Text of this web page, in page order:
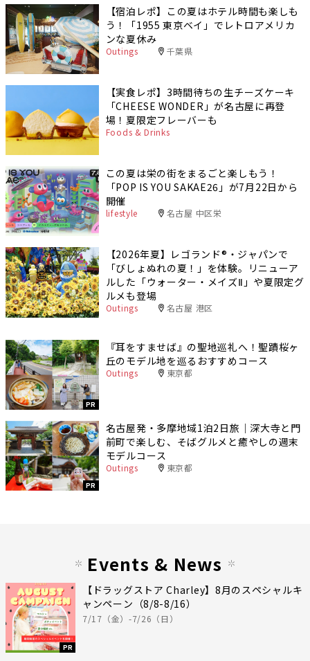
【宿泊レポ】この夏はホテル時間も楽しも
う！「1955 東京ベイ」でレトロアメリカ
ンな夏休み
Outings 千葉県
【実食レポ】3時間待ちの生チーズケーキ
「CHEESE WONDER」が名古屋に再登
場！夏限定フレーバーも
Foods & Drinks
この夏は栄の街をまるごと楽しもう！
「POP IS YOU SAKAE26」が7月22日から
開催
lifestyle 名古屋 中区栄
【2026年夏】レゴランド®・ジャパンで
「びしょぬれの夏！」を体験。リニューア
ルした「ウォーター・メイズⅡ」や夏限定グ
ルメも登場
Outings 名古屋 港区
PR
『耳をすませば』の聖地巡礼へ！聖蹟桜ヶ
丘のモデル地を巡るおすすめコース
Outings 東京都
PR
名古屋発・多摩地域1泊2日旅｜深大寺と門
前町で楽しむ、そばグルメと癒やしの週末
モデルコース
Outings 東京都
Events & News
PR
【ドラッグストア Charley】8月のスペシャルキ
ャンペーン（8/8-8/16）
7/17（金）-7/26（日）